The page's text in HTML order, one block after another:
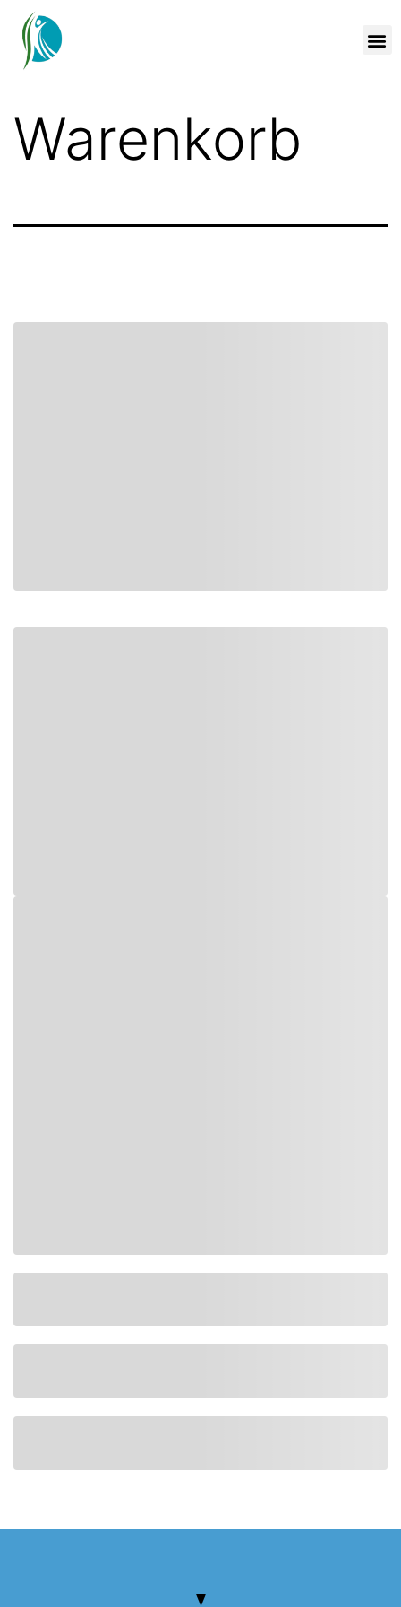
Warenkorb